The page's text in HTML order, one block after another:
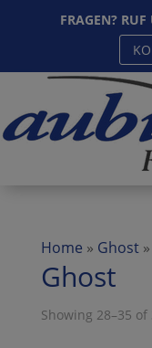
FRAGEN?
Home » Ghost»
Ghost
Showing 28–35